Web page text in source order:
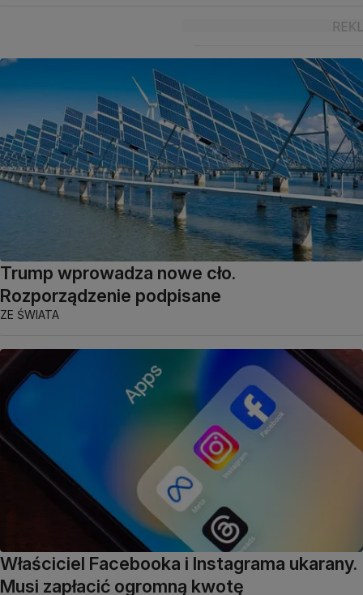
Trump wprowadza nowe cło.
Rozporządzenie podpisane
ZE ŚWIATA
Właściciel Facebooka i Instagrama ukarany.
Musi zapłacić ogromną kwotę